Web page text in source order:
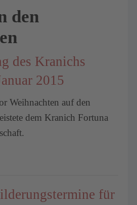
den
des Kranichs
2015
Weihnachten auf den
dem Kranich Fortuna
für